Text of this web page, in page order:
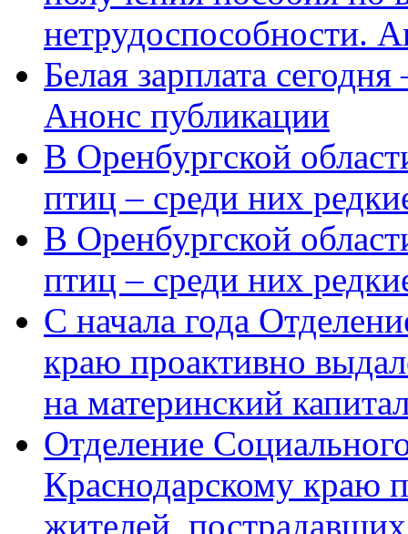
нетрудоспособности.
Белая зарплата
Анонс публикации
В Оренбургской
птиц – среди них
В Оренбургской
птиц – среди них
С начала года
краю проактивно
на материнский
Отделение
Краснодарскому краю
жителей,